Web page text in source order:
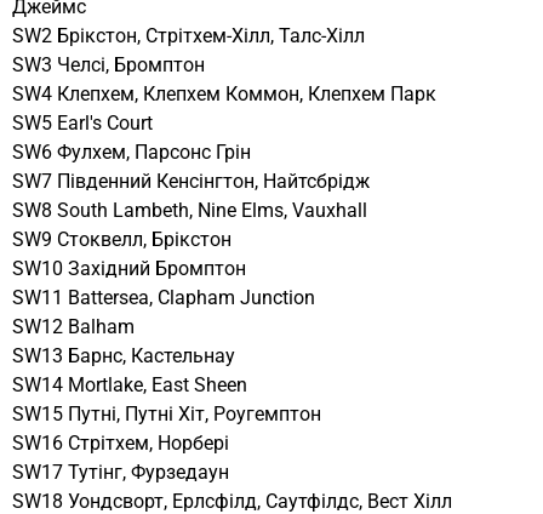
Джеймс
SW2 Брікстон, Стрітхем-Хілл, Талс-Хілл
SW3 Челсі, Бромптон
SW4 Клепхем, Клепхем Коммон, Клепхем Парк
SW5 Earl's Court
SW6 Фулхем, Парсонс Грін
SW7 Південний Кенсінгтон, Найтсбрідж
SW8 South Lambeth, Nine Elms, Vauxhall
SW9 Стоквелл, Брікстон
SW10 Західний Бромптон
SW11 Battersea, Clapham Junction
SW12 Balham
SW13 Барнс, Кастельнау
SW14 Mortlake, East Sheen
SW15 Путні, Путні Хіт, Роугемптон
SW16 Стрітхем, Норбері
SW17 Тутінг, Фурзедаун
SW18 Уондсворт, Ерлсфілд, Саутфілдс, Вест Хілл